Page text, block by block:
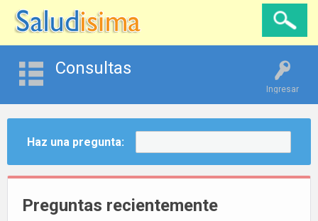
Ingresar
Consultas
Haz una pregunta:
Preguntas recientemente